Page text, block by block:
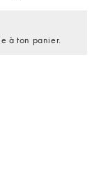
à ton panier.